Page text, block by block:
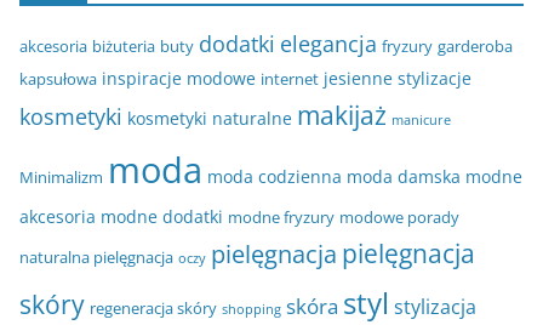
akcesoria biżuteria buty dodatki elegancja fryzury garderoba
kapsułowa inspiracje modowe internet jesienne stylizacje
kosmetyki kosmetyki naturalne makijaż manicure
Minimalizm moda moda codzienna moda damska modne
akcesoria modne dodatki modne fryzury modowe porady
naturalna pielęgnacja oczy pielęgnacja pielęgnacja
skóry regeneracja skóry shopping skóra styl stylizacja